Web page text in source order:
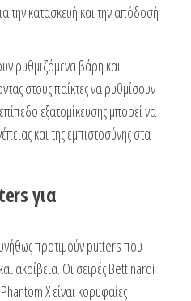
την κατασκευή και την απόδοσή
ρυθμιζόμενα βάρη και
στους παίκτες να ρυθμίσουν
εξατομίκευσης μπορεί να
και της εμπιστοσύνης στα
για
προτιμούν putters που
ακρίβεια. Οι σειρές Bettinardi
X είναι κορυφαίες